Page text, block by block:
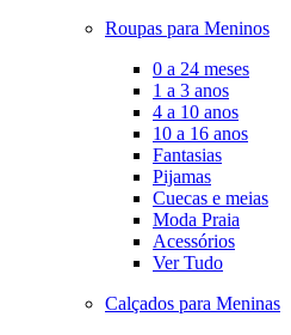
Roupas para Meninos
0 a 24 meses
1 a 3 anos
4 a 10 anos
10 a 16 anos
Fantasias
Pijamas
Cuecas e meias
Moda Praia
Acessórios
Ver Tudo
Calçados para Meninas